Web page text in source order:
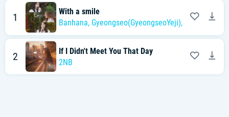
1
With a smile
Banhana, Gyeongseo(GyeongseoYeji), 2NB
2
If I Didn't Meet You That Day
2NB